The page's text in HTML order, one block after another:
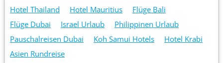
Hotel Thailand
Hotel Mauritius
Flüge Bali
Flüge Dubai
Israel Urlaub
Philippinen Urlaub
Pauschalreisen Dubai
Koh Samui Hotels
Hotel Krabi
Asien Rundreise